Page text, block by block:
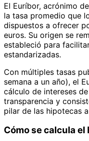
El Euríbor, acrónimo
la tasa promedio que
dispuestos a ofrecer
euros. Su origen se
estableció para
estandarizadas.
Con múltiples tasas
semana a un año), el
cálculo de intereses
transparencia y
pilar de las hipotecas
Cómo se calcula el